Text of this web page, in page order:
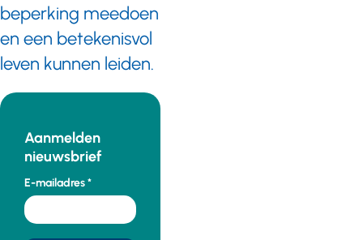
beperking meedoen
en een betekenisvol
leven kunnen leiden.
Aanmelden
nieuwsbrief
E-mailadres